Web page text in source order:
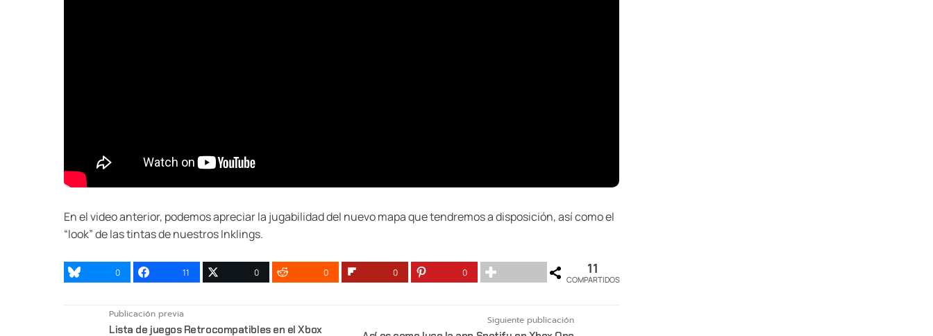
En el video anterior, podemos apreciar la jugabilidad del nuevo mapa que tendremos a disposición, así como el
“look” de las tintas de nuestros Inklings.
0 11 0 0 0 0 11
COMPARTIDOS
Publicación previa
Lista de juegos Retrocompatibles en el Xbox
Siguiente publicación